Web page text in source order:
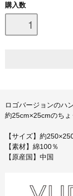
購入数
ロゴバージョンのハ
約25cm×25cmのちょ
【サイズ】約
【素材】綿100％
【原産国】中国